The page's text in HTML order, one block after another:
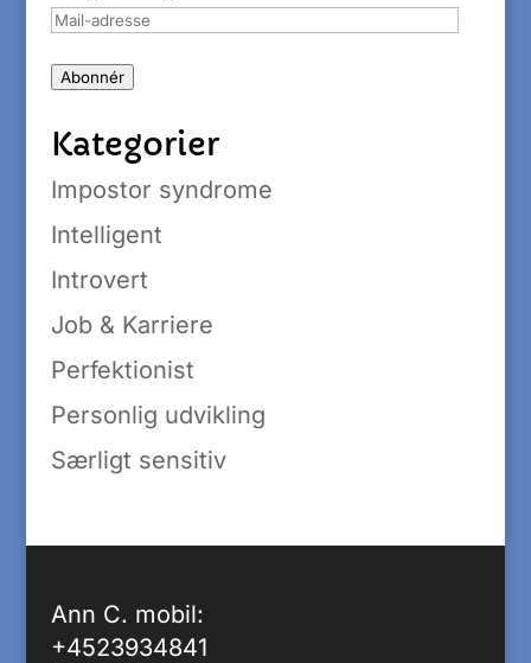
Mail-
Abonnér
Kategorier
Impostor syndrome
Intelligent
Introvert
Job & Karriere
Perfektionist
Personlig udvikling
Særligt sensitiv
Ann C. mobil:
+4523934841